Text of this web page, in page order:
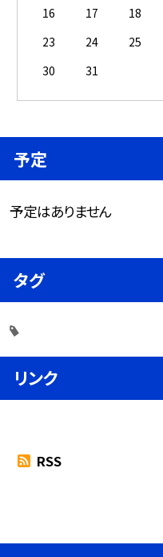
16
17 18
23
24 25
30
31
予定
予定はありません
タグ
リンク
RSS